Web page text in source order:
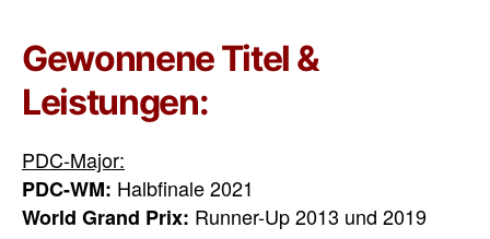
Gewonnene Titel &
Leistungen:
PDC-Major:
PDC-WM: Halbfinale 2021
World Grand Prix: Runner-Up 2013 und 2019